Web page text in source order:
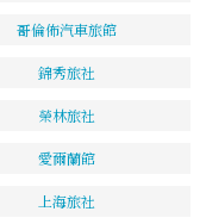
哥倫佈汽車旅館
錦秀旅社
榮林旅社
愛爾蘭館
上海旅社